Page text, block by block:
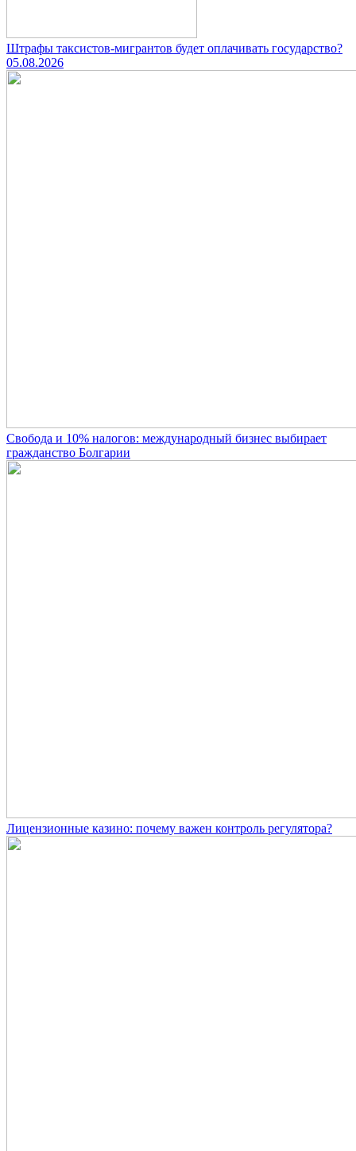
Штрафы таксистов-мигрантов будет оплачивать государство?
05.08.2026
Свобода и 10% налогов: международный бизнес выбирает
гражданство Болгарии
Лицензионные казино: почему важен контроль регулятора?